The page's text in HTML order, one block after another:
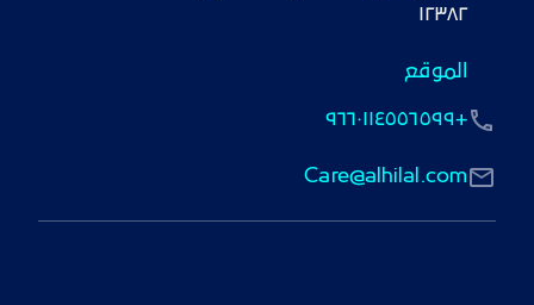
١٢٣٨٢
الموقع
Care@alhilal.com
+٩٦٦٠١١٤٥٥٦٥٩٩